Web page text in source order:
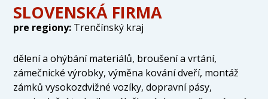
SLOVENSKÁ FIRMA
pre regiony: Trenčínský kraj
dělení a ohýbání materiálů, broušení a vrtání,
zámečnické výrobky, výměna kování dveří, montáž
zámků vysokozdvižné vozíky, dopravní pásy,